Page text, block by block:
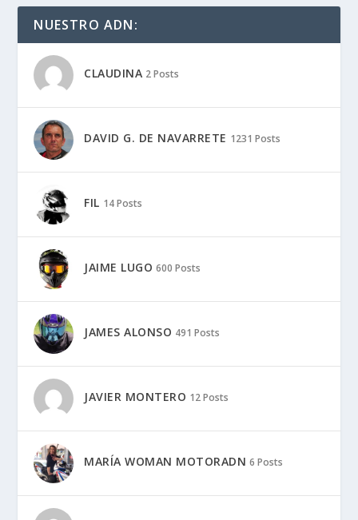
NUESTRO ADN:
CLAUDINA 2 Posts
DAVID G. DE NAVARRETE 1231 Posts
FIL 14 Posts
JAIME LUGO 600 Posts
JAMES ALONSO 491 Posts
JAVIER MONTERO 12 Posts
MARÍA WOMAN MOTORADN 6 Posts